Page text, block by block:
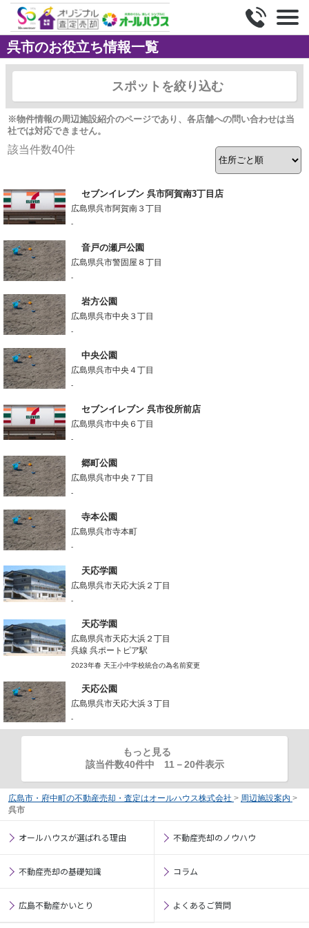
呉市のお役立ち情報一覧
スポットを絞り込む
※物件情報の周辺施設紹介のページであり、各店舗への問い合わせは当
社では対応できません。
該当件数40件
セブンイレブン 呉市阿賀南3丁目店
広島県呉市阿賀南３丁目
-
音戸の瀬戸公園
広島県呉市警固屋８丁目
-
岩方公園
広島県呉市中央３丁目
-
中央公園
広島県呉市中央４丁目
-
セブンイレブン 呉市役所前店
広島県呉市中央６丁目
-
郷町公園
広島県呉市中央７丁目
-
寺本公園
広島県呉市寺本町
-
天応学園
広島県呉市天応大浜２丁目
-
天応学園
広島県呉市天応大浜２丁目
呉線 呉ポートピア駅
2023年春 天王小中学校統合の為名前変更
天応公園
広島県呉市天応大浜３丁目
-
もっと見る
該当件数40件中 11 －20件表示
広島市・府中町の不動産売却・査定はオールハウス株式会社 > 周辺施設案内 >
呉市
オールハウスが選ばれる理由 不動産売却のノウハウ
不動産売却の基礎知識 コラム
広島不動産かいとり よくあるご質問